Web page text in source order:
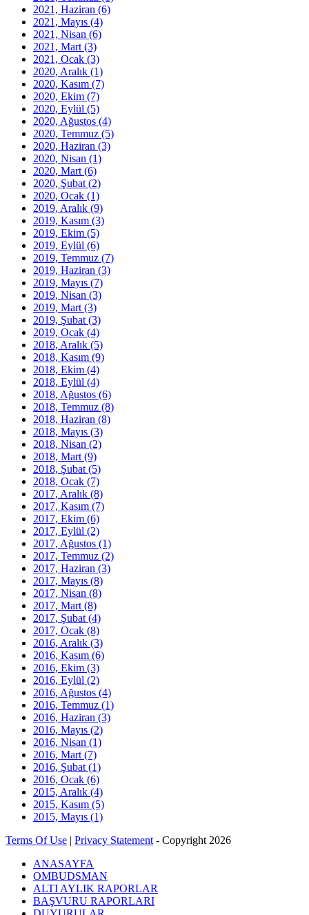
2021, Haziran (6)
2021, Mayıs (4)
2021, Nisan (6)
2021, Mart (3)
2021, Ocak (3)
2020, Aralık (1)
2020, Kasım (7)
2020, Ekim (7)
2020, Eylül (5)
2020, Ağustos (4)
2020, Temmuz (5)
2020, Haziran (3)
2020, Nisan (1)
2020, Mart (6)
2020, Şubat (2)
2020, Ocak (1)
2019, Aralık (9)
2019, Kasım (3)
2019, Ekim (5)
2019, Eylül (6)
2019, Temmuz (7)
2019, Haziran (3)
2019, Mayıs (7)
2019, Nisan (3)
2019, Mart (3)
2019, Şubat (3)
2019, Ocak (4)
2018, Aralık (5)
2018, Kasım (9)
2018, Ekim (4)
2018, Eylül (4)
2018, Ağustos (6)
2018, Temmuz (8)
2018, Haziran (8)
2018, Mayıs (3)
2018, Nisan (2)
2018, Mart (9)
2018, Şubat (5)
2018, Ocak (7)
2017, Aralık (8)
2017, Kasım (7)
2017, Ekim (6)
2017, Eylül (2)
2017, Ağustos (1)
2017, Temmuz (2)
2017, Haziran (3)
2017, Mayıs (8)
2017, Nisan (8)
2017, Mart (8)
2017, Şubat (4)
2017, Ocak (8)
2016, Aralık (3)
2016, Kasım (6)
2016, Ekim (3)
2016, Eylül (2)
2016, Ağustos (4)
2016, Temmuz (1)
2016, Haziran (3)
2016, Mayıs (2)
2016, Nisan (1)
2016, Mart (7)
2016, Şubat (1)
2016, Ocak (6)
2015, Aralık (4)
2015, Kasım (5)
2015, Mayıs (1)
Terms Of Use | Privacy Statement - Copyright 2026
ANASAYFA
OMBUDSMAN
ALTI AYLIK RAPORLAR
BAŞVURU RAPORLARI